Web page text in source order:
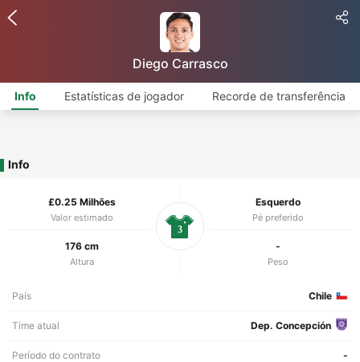
Diego Carrasco
Info Estatísticas de jogador Recorde de transferência
Info
£0.25 Milhões
Valor estimado
Esquerdo
Pé preferido
176 cm
Altura
-
Peso
3
País Chile
Time atual Dep. Concepción
Período do contrato -